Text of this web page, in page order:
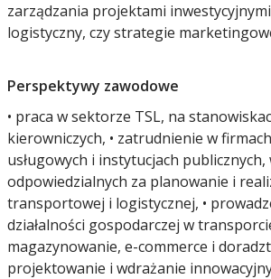
zarządzania projektami
logistyczny, czy strategie
Perspektywy zawodowe
• praca w sektorze TSL, na
kierowniczych, • zatrudnienie w
usługowych i instytucjach
odpowiedzialnych za planowanie i
transportowej i logistycznej, •
działalności gospodarczej w
magazynowanie, e-commerce i
projektowanie i wdrażanie